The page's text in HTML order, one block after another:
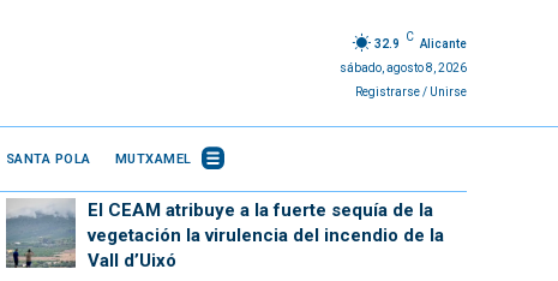
32.9
C
Alicante
sábado, agosto 8, 2026
Registrarse / Unirse
SANTA POLA MUTXAMEL
El CEAM atribuye a la fuerte sequía de la
vegetación la virulencia del incendio de la
Vall d’Uixó